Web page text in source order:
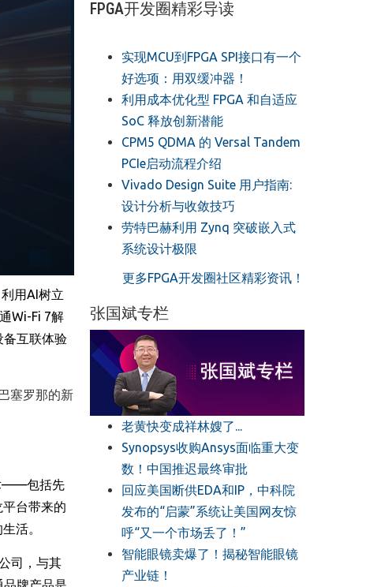
用AI树立
Wi-Fi 7解
备互联体验
塞罗那的新
——包括先
台带来的
活。
司，与其
FPGA开发圈精彩导读
实现MCU到FPGA SPI接口有一个
好选项：用双缓冲器！
利用成本优化型 FPGA 和自适应
SoC 释放创新潜能
CPM5 QDMA 的 Versal Tandem
PCIe启动流程介绍
Vivado Design Suite 用户指南:
设计分析与收敛技巧
劳特巴赫利用 Zynq 突破嵌入式
系统设计极限
更多FPGA开发圈社区精彩资讯！
张国斌专栏
老黄快变成祥林嫂了...
Synopsys收购Ansys面临重大变
数！中国推迟最终审批
回应美国断供EDA和IP，中科院
发布的“启蒙”系统让美国网友惊
呼“又一个市场丢了！”
智能眼镜卖爆了！揭秘智能眼镜
产业链！